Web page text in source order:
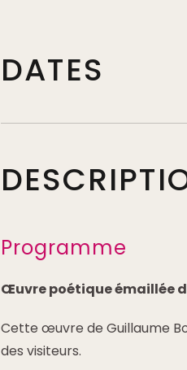
DATES
Programme
Œuvre poétique émaillée
Cette œuvre de Guillaume
des visiteurs.